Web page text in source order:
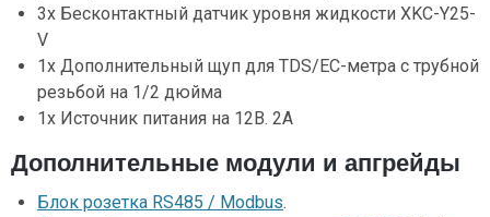
3x Бесконтактный датчик уровня жидкости XKC-Y25-
V
1x Дополнительный щуп для TDS/EC-метра с трубной
резьбой на 1/2 дюйма
1x Источник питания на 12В. 2А
Дополнительные модули и апгрейды
Блок розетка RS485 / Modbus.